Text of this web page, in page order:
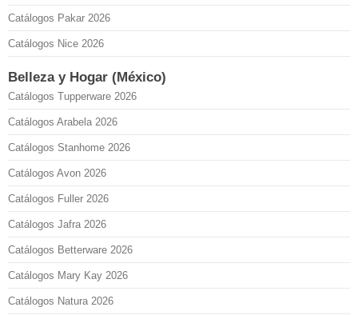
Catálogos Pakar 2026
Catálogos Nice 2026
Belleza y Hogar (México)
Catálogos Tupperware 2026
Catálogos Arabela 2026
Catálogos Stanhome 2026
Catálogos Avon 2026
Catálogos Fuller 2026
Catálogos Jafra 2026
Catálogos Betterware 2026
Catálogos Mary Kay 2026
Catálogos Natura 2026